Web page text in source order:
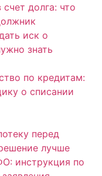
долга: что
иск о
знать
по кредитам:
о списании
перед
лучше
инструкция по